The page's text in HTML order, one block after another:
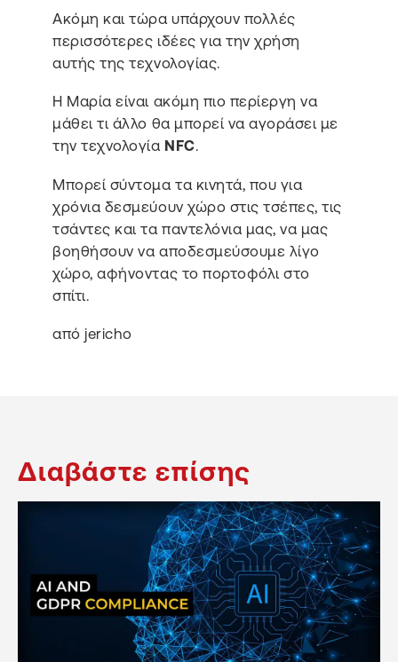
Ακόμη και τώρα υπάρχουν πολλές
περισσότερες ιδέες για την χρήση
αυτής της τεχνολογίας.
Η Μαρία είναι ακόμη πιο περίεργη να
μάθει τι άλλο θα μπορεί να αγοράσει με
την τεχνολογία NFC.
Μπορεί σύντομα τα κινητά, που για
χρόνια δεσμεύουν χώρο στις τσέπες, τις
τσάντες και τα παντελόνια μας, να μας
βοηθήσουν να αποδεσμεύσουμε λίγο
χώρο, αφήνοντας το πορτοφόλι στο
σπίτι.
από jericho
Διαβάστε επίσης